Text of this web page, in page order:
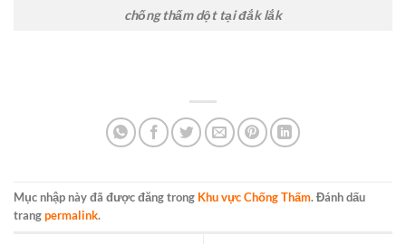
chống thấm dột tại đắk lắk
Mục nhập này đã được đăng trong Khu vực Chống Thấm. Đánh dấu
trangpermalink.